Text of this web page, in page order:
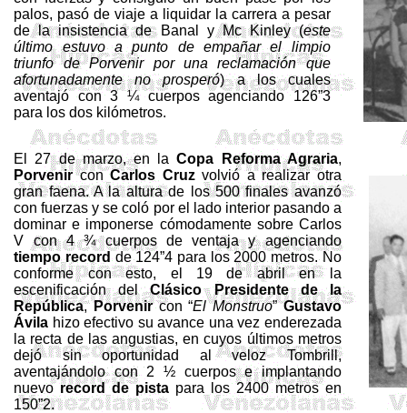
palos, pasó de viaje a liquidar la carrera a pesar
de la insistencia de Banal yMc Kinley(este
último estuvo a punto de empañar el limpio
triunfo de Porvenir por una reclamación que
afortunadamente no prosperó) a los cuales
aventajó con 3 ¼ cuerpos agenciando 126”3
para los dos kilómetros.
El 27 de marzo, en laCopa ReformaAgraria,
PorvenirconCarlos Cruzvolvió a realizar otra
gran faena. A la altura de los 500 finales avanzó
con fuerzas y se coló por el lado interior pasando a
dominar e imponerse cómodamente sobre Carlos
V con 4 ¾ cuerpos de ventaja y agenciando
tiempo record de 124”4 para los 2000 metros. No
conforme con esto, el 19 de abril en la
escenificación delClásico Presidente dela
República,Porvenircon “El Monstruo”Gustavo
Ávila hizo efectivo su avance una vez enderezada
la recta de las angustias, en cuyos últimos metros
dejó sin oportunidad al velozTombrill,
aventajándolo con 2 ½ cuerpos e implantando
nuevorecord de pista para los2400 metrosen
150”2.